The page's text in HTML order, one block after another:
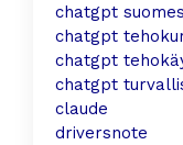
chatgpt
chatgpt
chatgpt
chatgpt
claude
driversnote